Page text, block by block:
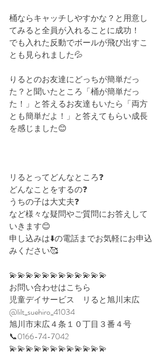
桶ならキャッチしやすかな？と用意し
てみると全員が入れることに成功！
でも入れた反動でボールが飛び出すこ
とも見られました💦
りるとのお友達にどっちが簡単だっ
た？と聞いたところ「桶が簡単だっ
た！」と答えるお友達もいたら「両方
とも簡単だよ！」と答えてもらい成長
を感じました😊
リるとってどんなところ❓⁡
どんなことをするの❓⁡
うちの子は大丈夫❓⁡
など様々な疑問やご質問にお答えして
いきます😊⁡⁡
申し込みは⬇️の電話までお気軽にお申込
みください🥰⁡
💫💫💫💫💫💫💫💫💫💫💫💫
お問い合わせはこちら
児童デイサービス　リると旭川末広
@lilt_suehiro_41034
旭川市末広４条１０丁目３番４号
📞0166-74-7042
💫💫💫💫💫💫💫💫💫💫💫💫